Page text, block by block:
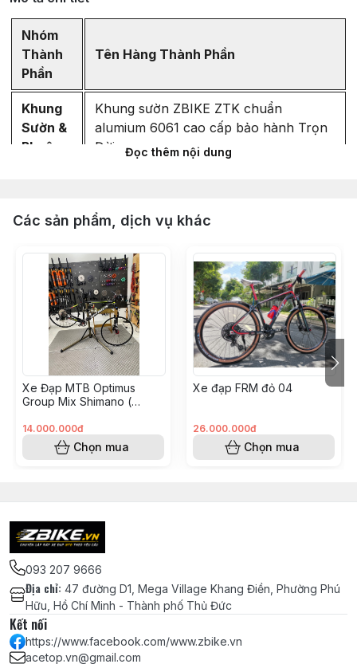
Nhóm
Thành
Phần
Tên Hàng Thành Phần
Khung
Sườn &
Phuộc
Khung sườn ZBIKE ZTK chuẩn
alumium 6061 cao cấp bảo hành Trọn
Đời
- MÀU ĐEN ty vàng
Hệ
Thống
Truyền
Động
Bộ group SHIMANO DEORE M6100
32T (full bộ 6 món) Made in Japan
chính hãng
Pedal bàn đạp MZYRH siêu nhẹ sợi
nylon, trục thép CRMO, 3 bạc đạn NBK
- MÀU ĐEN
Hệ
Thống
Phanh
Thắng đĩa dầu xe đạp Shimano MT200
- Chính hãng
Bánh
Xe
Niềng/Vành KOOZER TR25 chính hãng
- 32H(căm) - Bánh 29 inch
Đùm ZBIKE V6 full bạc đạn trục QR cối
MÀU ĐỎ
Đọc thêm nội dung
Các sản phẩm, dịch vụ khác
Xe Đạp MTB Optimus
Group Mix Shimano (
14.000.000đ
Chọn mua
Xe đạp FRM đỏ 04
26.000.000đ
Chọn mua
093 207 9666
Địa chỉ: 47 đường D1, Mega Village Khang Điền, Phường Phú
Hữu, Hồ Chí Minh - Thành phố Thủ Đức
Kết nối
https://www.facebook.com/www.zbike.vn
acetop.vn@gmail.com